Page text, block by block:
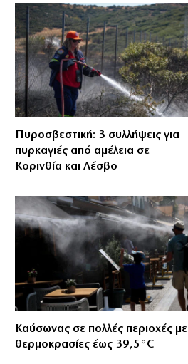
Πυροσβεστική: 3 συλλήψεις για
πυρκαγιές από αμέλεια σε
Κορινθία και Λέσβο
Καύσωνας σε πολλές περιοχές με
θερμοκρασίες έως 39,5°C